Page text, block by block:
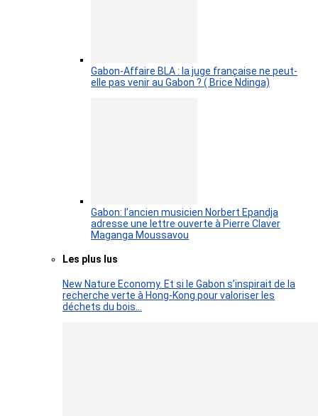
Gabon-Affaire BLA : la juge française ne peut-
elle pas venir au Gabon ? ( Brice Ndinga)
Gabon: l’ancien musicien Norbert Epandja
adresse une lettre ouverte à Pierre Claver
Maganga Moussavou
Les plus lus
New Nature Economy. Et si le Gabon s’inspirait de la
recherche verte à Hong-Kong pour valoriser les
déchets du bois…